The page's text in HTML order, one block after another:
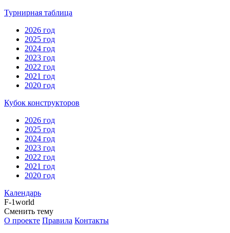
Турнирная таблица
2026 год
2025 год
2024 год
2023 год
2022 год
2021 год
2020 год
Кубок конструкторов
2026 год
2025 год
2024 год
2023 год
2022 год
2021 год
2020 год
Календарь
F-1world
Сменить тему
О проекте Правила Контакты